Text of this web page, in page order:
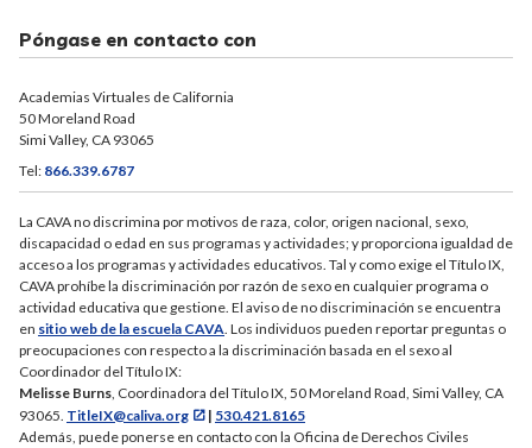
Póngase en contacto con
Academias Virtuales de California
50 Moreland Road
Simi Valley, CA 93065
Tel: 866.339.6787
La CAVA no discrimina por motivos de raza, color, origen nacional, sexo,
discapacidad o edad en sus programas y actividades; y proporciona igualdad de
acceso a los programas y actividades educativos. Tal y como exige el Título IX,
CAVA prohíbe la discriminación por razón de sexo en cualquier programa o
actividad educativa que gestione. El aviso de no discriminación se encuentra
en sitio web de la escuela CAVA. Los individuos pueden reportar preguntas o
preocupaciones con respecto a la discriminación basada en el sexo al
Coordinador del Título IX:
Melisse Burns, Coordinadora del Título IX, 50 Moreland Road, Simi Valley, CA
93065. TitleIX@caliva.org | 530.421.8165
Además, puede ponerse en contacto con la Oficina de Derechos Civiles